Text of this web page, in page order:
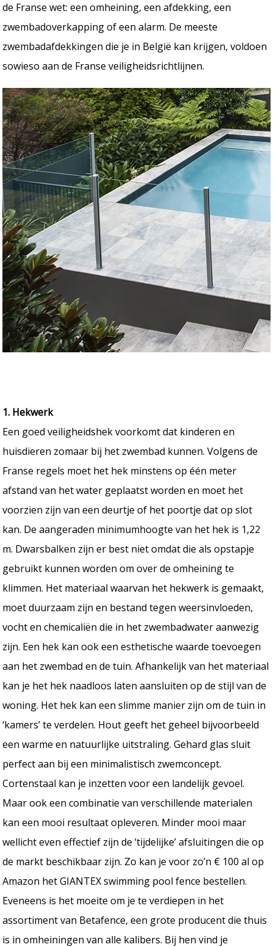
de Franse wet: een omheining, een afdekking, een
zwembadoverkapping of een alarm. De meeste
zwembadafdekkingen die je in België kan krijgen, voldoen
sowieso aan de Franse veiligheidsrichtlijnen.
1. Hekwerk
Een goed veiligheidshek voorkomt dat kinderen en
huisdieren zomaar bij het zwembad kunnen. Volgens de
Franse regels moet het hek minstens op één meter
afstand van het water geplaatst worden en moet het
voorzien zijn van een deurtje of het poortje dat op slot
kan. De aangeraden minimumhoogte van het hek is 1,22
m. Dwarsbalken zijn er best niet omdat die als opstapje
gebruikt kunnen worden om over de omheining te
klimmen. Het materiaal waarvan het hekwerk is gemaakt,
moet duurzaam zijn en bestand tegen weersinvloeden,
vocht en chemicaliën die in het zwembadwater aanwezig
zijn. Een hek kan ook een esthetische waarde toevoegen
aan het zwembad en de tuin. Afhankelijk van het materiaal
kan je het hek naadloos laten aansluiten op de stijl van de
woning. Het hek kan een slimme manier zijn om de tuin in
‘kamers’ te verdelen. Hout geeft het geheel bijvoorbeeld
een warme en natuurlijke uitstraling. Gehard glas sluit
perfect aan bij een minimalistisch zwemconcept.
Cortenstaal kan je inzetten voor een landelijk gevoel.
Maar ook een combinatie van verschillende materialen
kan een mooi resultaat opleveren. Minder mooi maar
wellicht even effectief zijn de ‘tijdelijke’ afsluitingen die op
de markt beschikbaar zijn. Zo kan je voor zo’n € 100 al op
Amazon het GIANTEX swimming pool fence bestellen.
Eveneens is het moeite om je te verdiepen in het
assortiment van Betafence, een grote producent die thuis
is in omheiningen van alle kalibers. Bij hen vind je